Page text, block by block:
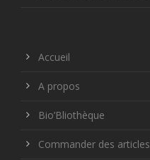
Accueil
A propos
Bio’Bliothèque
Commander des articles